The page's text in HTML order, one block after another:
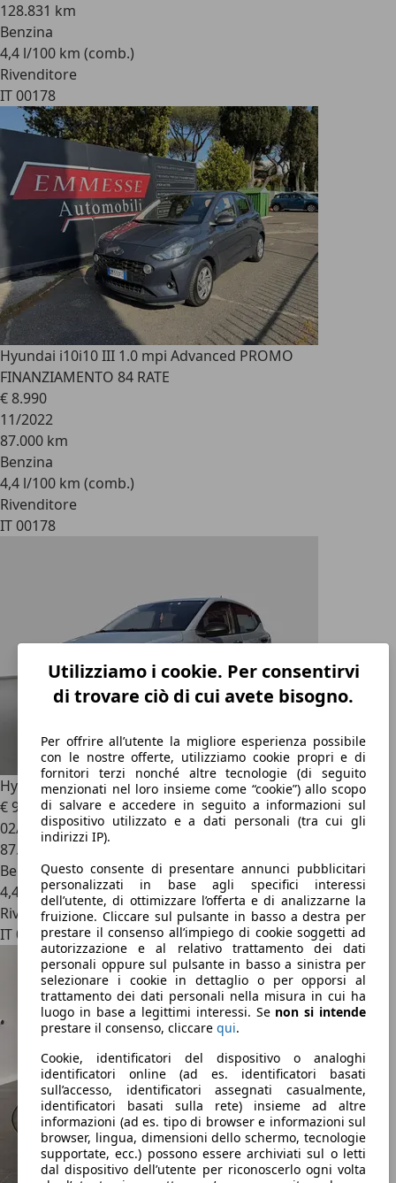
Utilizziamo i cookie. Per consentirvi
di trovare ciò di cui avete bisogno.
Per offrire all’utente la migliore esperienza possibile
con le nostre offerte, utilizziamo cookie propri e di
fornitori terzi nonché altre tecnologie (di seguito
menzionati nel loro insieme come “cookie”) allo scopo
di salvare e accedere in seguito a informazioni sul
dispositivo utilizzato e a dati personali (tra cui gli
indirizzi IP).
Questo consente di presentare annunci pubblicitari
personalizzati in base agli specifici interessi
dell’utente, di ottimizzare l’offerta e di analizzarne la
fruizione. Cliccare sul pulsante in basso a destra per
prestare il consenso all’impiego di cookie soggetti ad
autorizzazione e al relativo trattamento dei dati
personali oppure sul pulsante in basso a sinistra per
selezionare i cookie in dettaglio o per opporsi al
trattamento dei dati personali nella misura in cui ha
luogo in base a legittimi interessi. Se non si intende
prestare il consenso, cliccare qui.
Cookie, identificatori del dispositivo o analoghi
identificatori online (ad es. identificatori basati
sull’accesso, identificatori assegnati casualmente,
identificatori basati sulla rete) insieme ad altre
informazioni (ad es. tipo di browser e informazioni sul
browser, lingua, dimensioni dello schermo, tecnologie
supportate, ecc.) possono essere archiviati sul o letti
dal dispositivo dell’utente per riconoscerlo ogni volta
128.831 km
Benzina
4,4 l/100 km (comb.)
Rivenditore
IT 00178
Hyundai i10i10 III 1.0 mpi Advanced PROMO
FINANZIAMENTO 84 RATE
€ 8.990
11/2022
87.000 km
Benzina
4,4 l/100 km (comb.)
Rivenditore
IT 00178
Hyundai i101.0 mpi Advanced | OPZIONE RATE NO BANCA
€ 9.700
02/2022
87.241 km
Benzina
4,4 l/100 km (comb.)
Rivenditore
IT 00178